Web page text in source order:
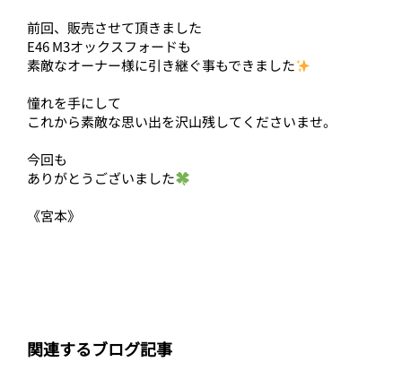
前回、販売させて頂きました
E46 M3オックスフォードも
素敵なオーナー様に引き継ぐ事もできました
憧れを手にして
これから素敵な思い出を沢山残してくださいませ。
今回も
ありがとうございました
《宮本》
関連するブログ記事